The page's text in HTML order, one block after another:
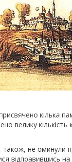
кілька
велику
також, не
відправившись